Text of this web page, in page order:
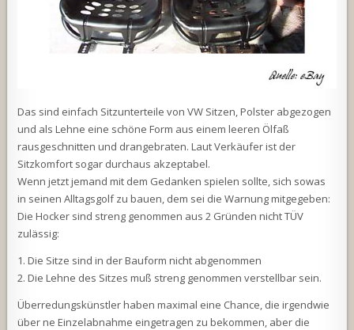
Das sind einfach Sitzunterteile von VW Sitzen, Polster abgezogen
und als Lehne eine schöne Form aus einem leeren Ölfaß
rausgeschnitten und drangebraten. Laut Verkäufer ist der
Sitzkomfort sogar durchaus akzeptabel.
Wenn jetzt jemand mit dem Gedanken spielen sollte, sich sowas
in seinen Alltagsgolf zu bauen, dem sei die Warnung mitgegeben:
Die Hocker sind streng genommen aus 2 Gründen nicht TÜV
zulässig:
1. Die Sitze sind in der Bauform nicht abgenommen
2. Die Lehne des Sitzes muß streng genommen verstellbar sein.
Überredungskünstler haben maximal eine Chance, die irgendwie
über ne Einzelabnahme eingetragen zu bekommen, aber die